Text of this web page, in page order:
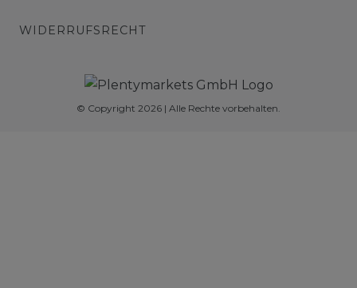
WIDERRUFSRECHT
© Copyright 2026 | Alle Rechte vorbehalten.